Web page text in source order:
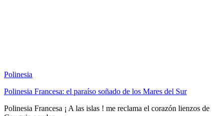
Polinesia
Polinesia Francesa: el paraíso soñado de los Mares del Sur
Polinesia Francesa ¡ A las islas ! me reclama el corazón lienzos de